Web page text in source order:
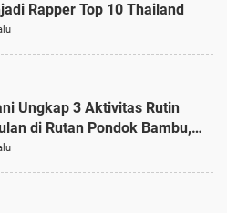
Rapper Top 10 Thailand
Ungkap 3 Aktivitas Rutin
di Rutan Pondok Bambu,